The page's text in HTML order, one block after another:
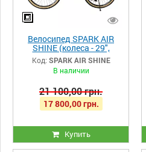
Велосипед SPARK AIR
SHINE (колеса - 29",
алюмінієва рама - 19")
Код: SPARK AIR SHINE
В наличии
21 100,00 грн.
17 800,00 грн.
Купить